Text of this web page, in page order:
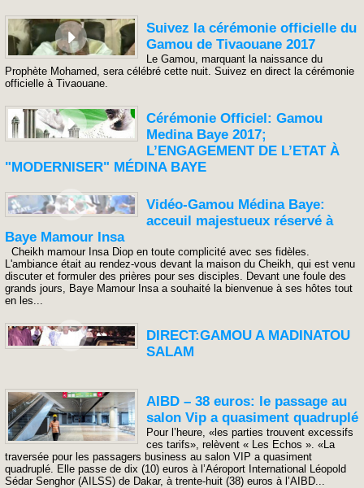
Suivez la cérémonie officielle du
Gamou de Tivaouane 2017
Le Gamou, marquant la naissance du
Prophète Mohamed, sera célébré cette nuit. Suivez en direct la cérémonie
officielle à Tivaouane.
Cérémonie Officiel: Gamou
Medina Baye 2017;
L’ENGAGEMENT DE L’ETAT À
"MODERNISER" MÉDINA BAYE
Vidéo-Gamou Médina Baye:
acceuil majestueux réservé à
Baye Mamour Insa
Cheikh mamour Insa Diop en toute complicité avec ses fidèles.
L'ambiance était au rendez-vous devant la maison du Cheikh, qui est venu
discuter et formuler des prières pour ses disciples. Devant une foule des
grands jours, Baye Mamour Insa a souhaité la bienvenue à ses hôtes tout
en les...
DIRECT:GAMOU A MADINATOU
SALAM
AIBD – 38 euros: le passage au
salon Vip a quasiment quadruplé
Pour l’heure, «les parties trouvent excessifs
ces tarifs», relèvent « Les Echos ». «La
traversée pour les passagers business au salon VIP a quasiment
quadruplé. Elle passe de dix (10) euros à l’Aéroport International Léopold
Sédar Senghor (AILSS) de Dakar, à trente-huit (38) euros à l’AIBD...